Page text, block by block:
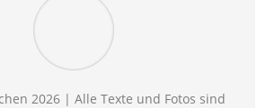
2026 | Alle Texte und Fotos sind